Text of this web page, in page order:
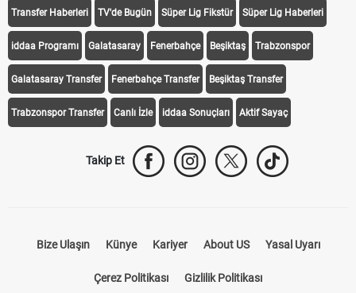
Transfer Haberleri TV'de Bugün Süper Lig Fikstür Süper Lig Haberleri
iddaa Programı Galatasaray Fenerbahçe Beşiktaş Trabzonspor
Galatasaray Transfer Fenerbahçe Transfer Beşiktaş Transfer
Trabzonspor Transfer Canlı İzle iddaa Sonuçları Aktif Sayaç
Takip Et
Bize Ulaşın Künye Kariyer About US Yasal Uyarı
Çerez Politikası Gizlilik Politikası